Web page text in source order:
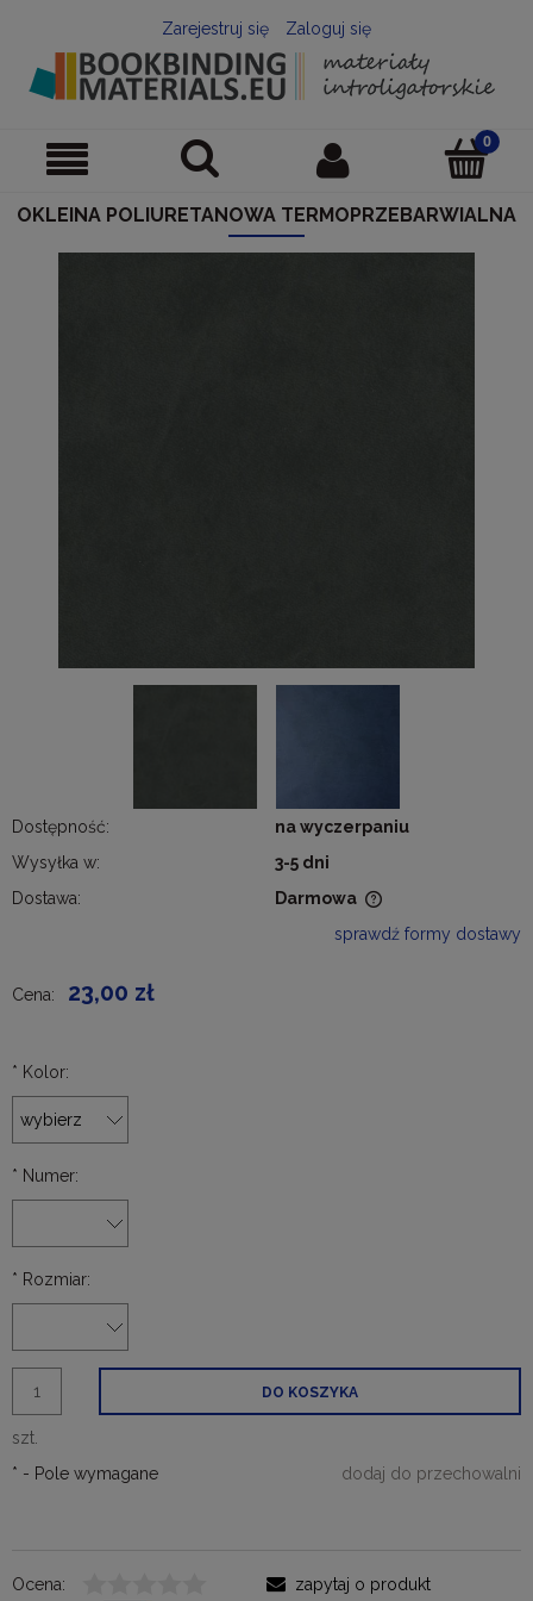
Zarejestruj się Zaloguj się
OKLEINA POLIURETANOWA TERMOPRZEBARWIALNA
Dostępność:
na wyczerpaniu
Wysyłka w:
3-5 dni
Dostawa:
Darmowa
sprawdź formy dostawy
Cena: 23,00 zł
* Kolor:
* Numer:
* Rozmiar:
szt.
DO KOSZYKA
dodaj do przechowalni
* - Pole wymagane
Ocena:
zapytaj o produkt